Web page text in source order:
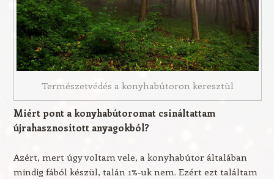
Természetvédés a konyhabútoron keresztül
Miért pont a konyhabútoromat csináltattam
újrahasznosított anyagokból?
Azért, mert úgy voltam vele, a konyhabútor általában
mindig fából készül, talán 1%-uk nem. Ezért ezt találtam